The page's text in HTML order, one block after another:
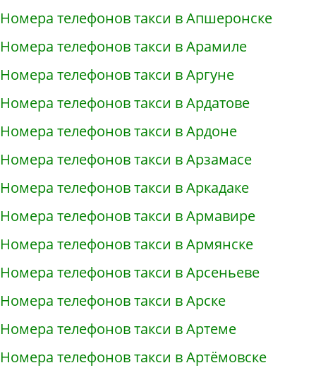
Номера телефонов такси в Апшеронске
Номера телефонов такси в Арамиле
Номера телефонов такси в Аргуне
Номера телефонов такси в Ардатове
Номера телефонов такси в Ардоне
Номера телефонов такси в Арзамасе
Номера телефонов такси в Аркадаке
Номера телефонов такси в Армавире
Номера телефонов такси в Армянске
Номера телефонов такси в Арсеньеве
Номера телефонов такси в Арске
Номера телефонов такси в Артеме
Номера телефонов такси в Артёмовске